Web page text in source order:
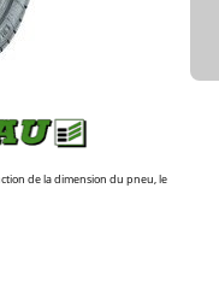
de la dimension du pneu, le